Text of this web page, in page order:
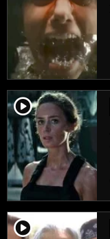
player2
player2